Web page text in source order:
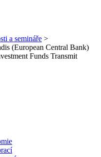
a semináře >
(European Central Bank)
Funds Transmit